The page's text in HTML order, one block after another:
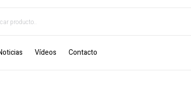
Vídeos Contacto